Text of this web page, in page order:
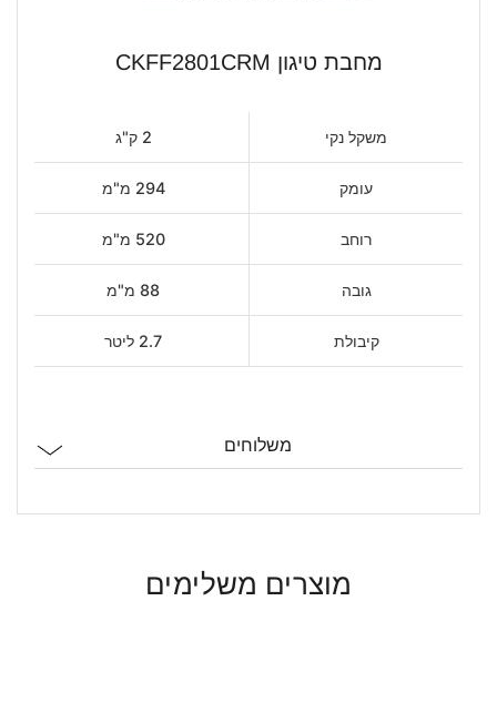
מחבת טיגון CKFF2801CRM
משקל נקי 2 ק"ג
עומק 294 מ"מ
רוחב 520 מ"מ
גובה 88 מ"מ
קיבולת 2.7 ליטר
משלוחים
מוצרים משלימים